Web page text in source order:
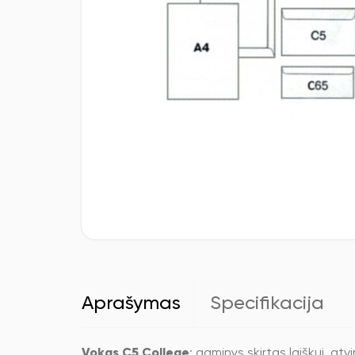
Aprašymas Specifikacija